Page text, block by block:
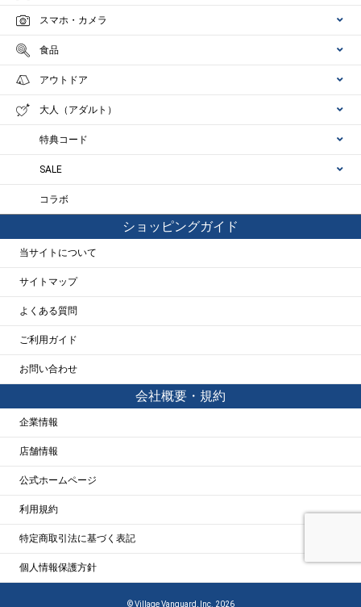
スマホ・カメラ
食品
アウトドア
大人（アダルト）
特典コード
SALE
コラボ
ショッピングガイド
当サイトについて
サイトマップ
よくある質問
ご利用ガイド
お問い合わせ
会社概要・規約
企業情報
店舗情報
公式ホームページ
利用規約
特定商取引法に基づく表記
個人情報保護方針
© Village Vanguard, Inc. 2026